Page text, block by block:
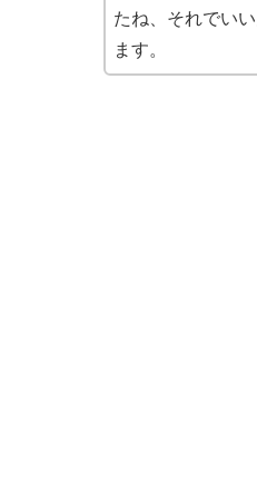
たね、それでい
ます。